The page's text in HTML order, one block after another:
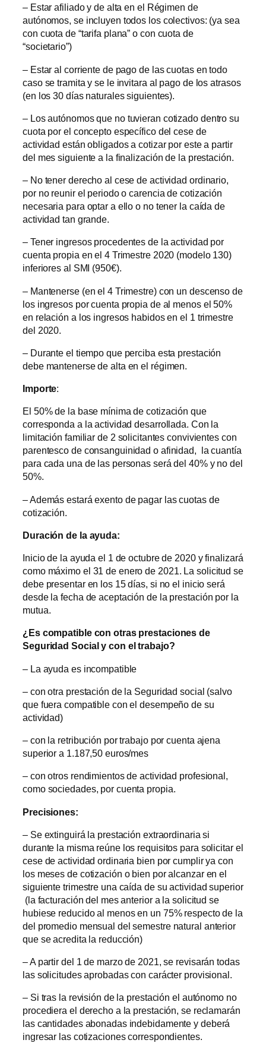
– Estar afiliado y de alta en el Régimen de
autónomos, se incluyen todos los colectivos: (ya sea
con cuota de “tarifa plana” o con cuota de
“societario”)
– Estar al corriente de pago de las cuotas en todo
caso se tramita y se le invitara al pago de los atrasos
(en los 30 días naturales siguientes).
– Los autónomos que no tuvieran cotizado dentro su
cuota por el concepto específico del cese de
actividad están obligados a cotizar por este a partir
del mes siguiente a la finalización de la prestación.
– No tener derecho al cese de actividad ordinario,
por no reunir el periodo o carencia de cotización
necesaria para optar a ello o no tener la caída de
actividad tan grande.
– Tener ingresos procedentes de la actividad por
cuenta propia en el 4 Trimestre 2020 (modelo 130)
inferiores al SMI (950€).
– Mantenerse (en el 4 Trimestre) con un descenso de
los ingresos por cuenta propia de al menos el 50%
en relación a los ingresos habidos en el 1 trimestre
del 2020.
– Durante el tiempo que perciba esta prestación
debe mantenerse de alta en el régimen.
Importe:
El 50% de la base mínima de cotización que
corresponda a la actividad desarrollada. Con la
limitación familiar de 2 solicitantes convivientes con
parentesco de consanguinidad o afinidad, la cuantía
para cada una de las personas será del 40% y no del
50%.
– Además estará exento de pagar las cuotas de
cotización.
Duración de la ayuda:
Inicio de la ayuda el 1 de octubre de 2020 y finalizará
como máximo el 31 de enero de 2021. La solicitud se
debe presentar en los 15 días, si no el inicio será
desde la fecha de aceptación de la prestación por la
mutua.
¿Es compatible con otras prestaciones de
Seguridad Social y con el trabajo?
– La ayuda es incompatible
– con otra prestación de la Seguridad social (salvo
que fuera compatible con el desempeño de su
actividad)
– con la retribución por trabajo por cuenta ajena
superior a 1.187,50 euros/mes
– con otros rendimientos de actividad profesional,
como sociedades, por cuenta propia.
Precisiones:
– Se extinguirá la prestación extraordinaria si
durante la misma reúne los requisitos para solicitar el
cese de actividad ordinaria bien por cumplir ya con
los meses de cotización o bien por alcanzar en el
siguiente trimestre una caída de su actividad superior
(la facturación del mes anterior a la solicitud se
hubiese reducido al menos en un 75% respecto de la
del promedio mensual del semestre natural anterior
que se acredita la reducción)
– A partir del 1 de marzo de 2021, se revisarán todas
las solicitudes aprobadas con carácter provisional.
– Si tras la revisión de la prestación el autónomo no
procediera el derecho a la prestación, se reclamarán
las cantidades abonadas indebidamente y deberá
ingresar las cotizaciones correspondientes.